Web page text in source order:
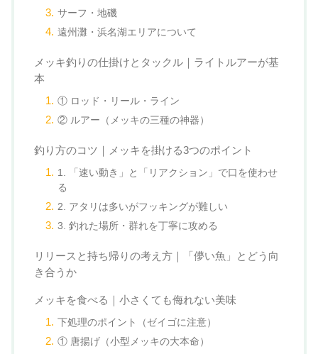
サーフ・地磯
遠州灘・浜名湖エリアについて
メッキ釣りの仕掛けとタックル｜ライトルアーが基
本
① ロッド・リール・ライン
② ルアー（メッキの三種の神器）
釣り方のコツ｜メッキを掛ける3つのポイント
1. 「速い動き」と「リアクション」で口を使わせ
る
2. アタリは多いがフッキングが難しい
3. 釣れた場所・群れを丁寧に攻める
リリースと持ち帰りの考え方｜「儚い魚」とどう向
き合うか
メッキを食べる｜小さくても侮れない美味
下処理のポイント（ゼイゴに注意）
① 唐揚げ（小型メッキの大本命）